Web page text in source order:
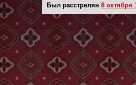
Был расстрелян 8 октября